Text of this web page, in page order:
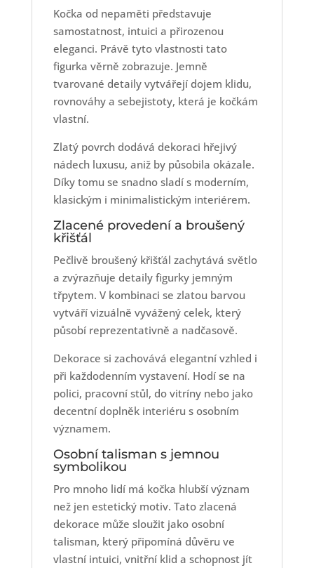
Kočka od nepaměti představuje
samostatnost, intuici a přirozenou
eleganci. Právě tyto vlastnosti tato
figurka věrně zobrazuje. Jemně
tvarované detaily vytvářejí dojem klidu,
rovnováhy a sebejistoty, která je kočkám
vlastní.
Zlatý povrch dodává dekoraci hřejivý
nádech luxusu, aniž by působila okázale.
Díky tomu se snadno sladí s moderním,
klasickým i minimalistickým interiérem.
Zlacené provedení a broušený
křišťál
Pečlivě broušený křišťál zachytává světlo
a zvýrazňuje detaily figurky jemným
třpytem. V kombinaci se zlatou barvou
vytváří vizuálně vyvážený celek, který
působí reprezentativně a nadčasově.
Dekorace si zachovává elegantní vzhled i
při každodenním vystavení. Hodí se na
polici, pracovní stůl, do vitríny nebo jako
decentní doplněk interiéru s osobním
významem.
Osobní talisman s jemnou
symbolikou
Pro mnoho lidí má kočka hlubší význam
než jen estetický motiv. Tato zlacená
dekorace může sloužit jako osobní
talisman, který připomíná důvěru ve
vlastní intuici, vnitřní klid a schopnost jít